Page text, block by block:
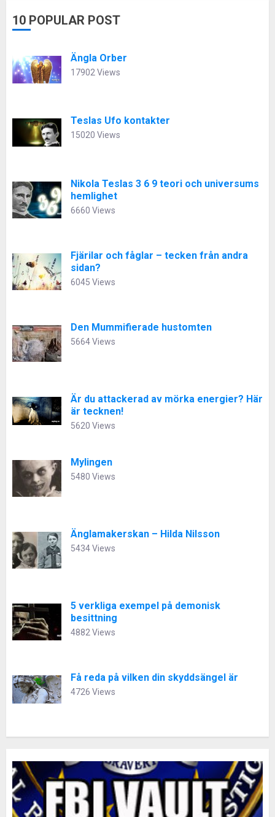
10 POPULAR POST
Ängla Orber
17902 Views
Teslas Ufo kontakter
15020 Views
Nikola Teslas 3 6 9 teori och universums
hemlighet
6660 Views
Fjärilar och fåglar – tecken från andra
sidan?
6045 Views
Den Mummifierade hustomten
5664 Views
Är du attackerad av mörka energier? Här
är tecknen!
5620 Views
Mylingen
5480 Views
Änglamakerskan – Hilda Nilsson
5434 Views
5 verkliga exempel på demonisk
besittning
4882 Views
Få reda på vilken din skyddsängel är
4726 Views